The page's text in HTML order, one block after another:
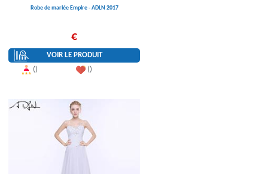
Robe de mariée Empire - ADLN 2017
€
VOIR LE PRODUIT
()
()